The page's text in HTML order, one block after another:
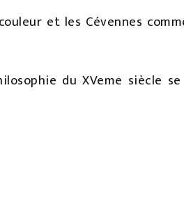
et les Cévennes
du XVeme siècle se